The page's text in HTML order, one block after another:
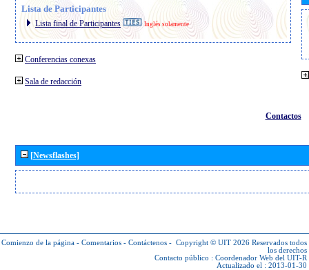
Lista de Participantes
Lista final de Participantes Inglés solamente
Conferencias conexas
Sala de redacción
Contactos
[Newsflashes]
Comienzo de la página - Comentarios - Contáctenos - Copyright © UIT 2026 Reservados todos
los derechos
Contacto público : Coordenador Web del UIT-R
Actualizado el : 2013-01-30